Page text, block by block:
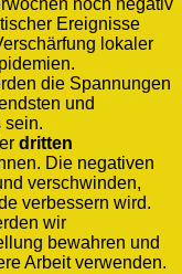
noch negativ
Ereignisse
lokaler
die Spannungen
und
sein.
dritten
Die negativen
verschwinden,
verbessern wird.
wir
bewahren und
Arbeit verwenden.